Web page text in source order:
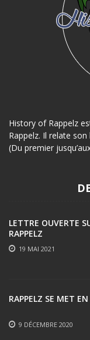
History of Rappelz
Rappelz. Il relate
(Du premier
LETTRE OUVERTE
RAPPELZ
19 MAI 2021
RAPPELZ SE MET
9 DÉCEMBRE 2020